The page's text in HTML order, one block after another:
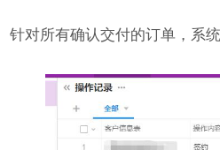
针对所有确认交付的订单，系